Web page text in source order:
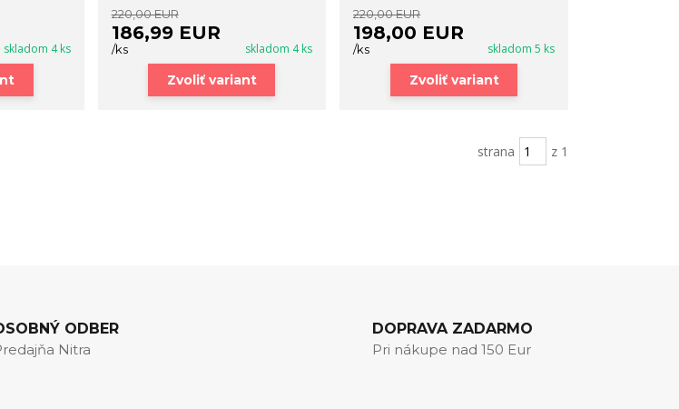
skladom 4 ks
220,00 EUR
186,99 EUR
/ks skladom 4 ks
Zvoliť variant
220,00 EUR
198,00 EUR
/ks skladom 5 ks
Zvoliť variant
strana z 1
ODBER
Nitra
DOPRAVA ZADARMO
Pri nákupe nad 150 Eur